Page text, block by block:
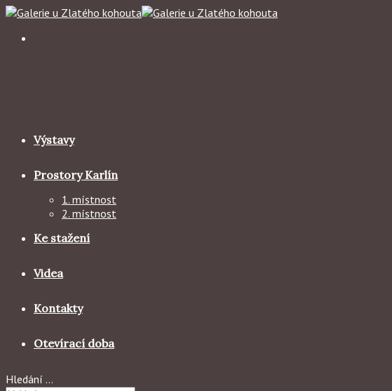
Skip
content
Výstavy
Prostory Karlín
1. místnost
2. místnost
Ke stažení
Videa
Kontakty
Otevírací doba
Hledání …